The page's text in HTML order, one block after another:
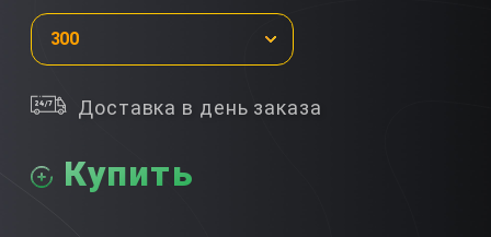
300
Доставка в день заказа
Купить